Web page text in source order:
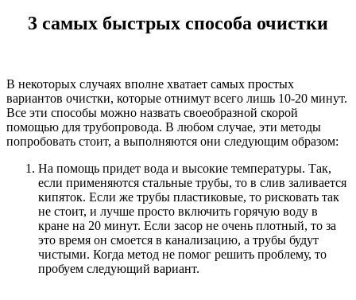
3 самых быстрых способа очистки
В некоторых случаях вполне хватает самых простых
вариантов очистки, которые отнимут всего лишь 10-20 минут.
Все эти способы можно назвать своеобразной скорой
помощью для трубопровода. В любом случае, эти методы
попробовать стоит, а выполняются они следующим образом:
На помощь придет вода и высокие температуры. Так,
если применяются стальные трубы, то в слив заливается
кипяток. Если же трубы пластиковые, то рисковать так
не стоит, и лучше просто включить горячую воду в
кране на 20 минут. Если засор не очень плотный, то за
это время он смоется в канализацию, а трубы будут
чистыми. Когда метод не помог решить проблему, то
пробуем следующий вариант.